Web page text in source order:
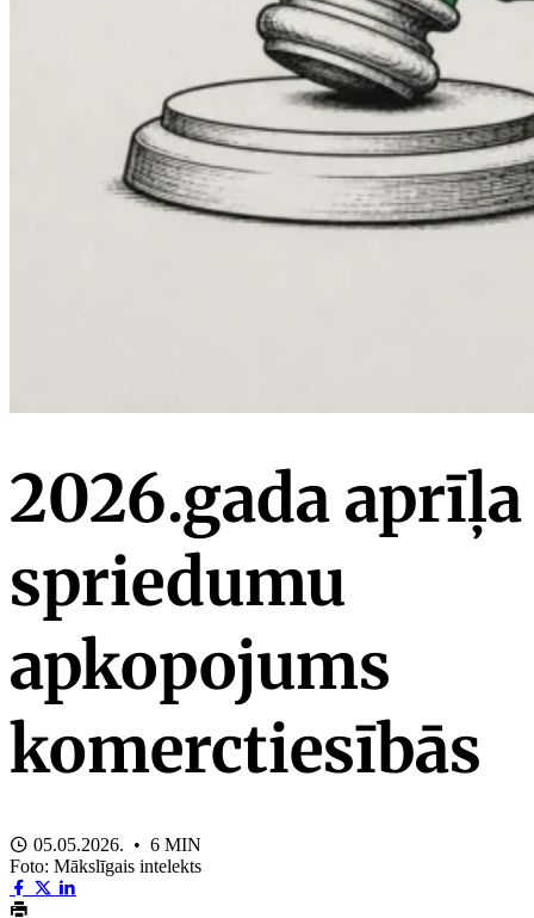
2026.gada aprīļa
spriedumu
apkopojums
komerctiesībās
05.05.2026. • 6 MIN
Foto: Mākslīgais intelekts